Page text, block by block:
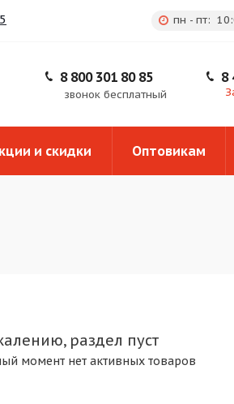
пн - пт:
8 800 301 80 85
звонок бесплатный
8
и скидки Оптовикам
раздел пуст
момент нет активных товаров